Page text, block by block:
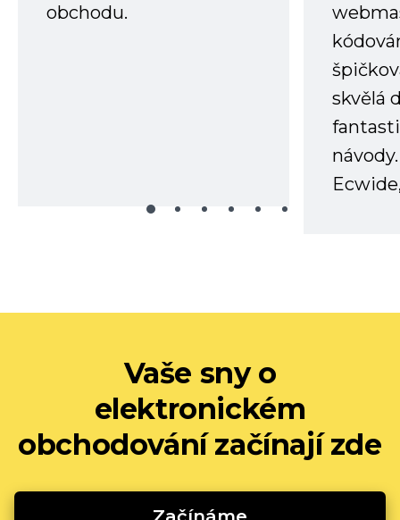
obchodu.
skvělá
Vaše sny o
elektronickém
obchodování začínají zde